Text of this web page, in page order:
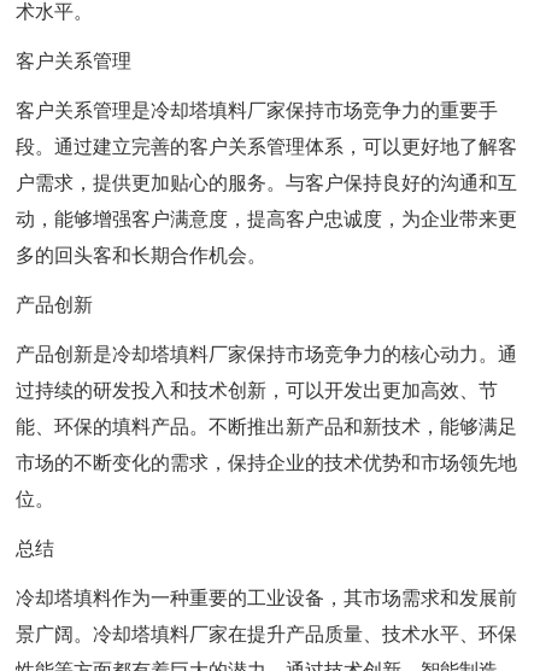
术水平。
客户关系管理
客户关系管理是冷却塔填料厂家保持市场竞争力的重要手
段。通过建立完善的客户关系管理体系，可以更好地了解客
户需求，提供更加贴心的服务。与客户保持良好的沟通和互
动，能够增强客户满意度，提高客户忠诚度，为企业带来更
多的回头客和长期合作机会。
产品创新
产品创新是冷却塔填料厂家保持市场竞争力的核心动力。通
过持续的研发投入和技术创新，可以开发出更加高效、节
能、环保的填料产品。不断推出新产品和新技术，能够满足
市场的不断变化的需求，保持企业的技术优势和市场领先地
位。
总结
冷却塔填料作为一种重要的工业设备，其市场需求和发展前
景广阔。冷却塔填料厂家在提升产品质量、技术水平、环保